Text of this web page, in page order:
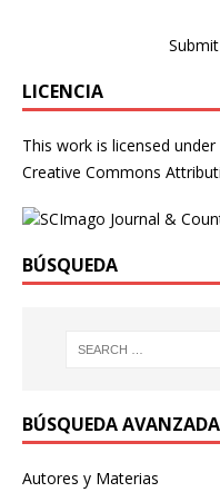
LICENCIA
This work is licensed under
Creative Commons
BÚSQUEDA
BÚSQUEDA AVANZADA
Autores y Materias